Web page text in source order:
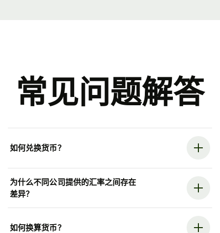
常见问题解答
如何兑换货币？
为什么不同公司提供的汇率之间存在
差异？
如何换算货币？